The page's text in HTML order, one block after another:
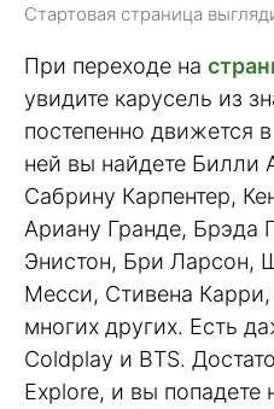
Стартовая страница
При переходе на
увидите карусель из
постепенно движется
ней вы найдете Билли
Сабрину Карпентер,
Ариану Гранде, Брэда
Энистон, Бри Ларсон,
Месси, Стивена
многих других. Есть
Coldplay и BTS.
Explore, и вы попадете